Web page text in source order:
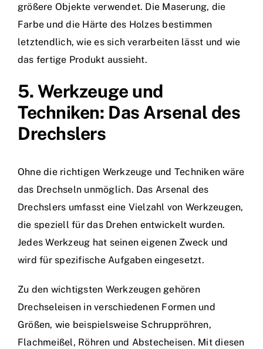
größere Objekte verwendet. Die Maserung, die
Farbe und die Härte des Holzes bestimmen
letztendlich, wie es sich verarbeiten lässt und wie
das fertige Produkt aussieht.
5. Werkzeuge und
Techniken: Das Arsenal des
Drechslers
Ohne die richtigen Werkzeuge und Techniken wäre
das Drechseln unmöglich. Das Arsenal des
Drechslers umfasst eine Vielzahl von Werkzeugen,
die speziell für das Drehen entwickelt wurden.
Jedes Werkzeug hat seinen eigenen Zweck und
wird für spezifische Aufgaben eingesetzt.
Zu den wichtigsten Werkzeugen gehören
Drechseleisen in verschiedenen Formen und
Größen, wie beispielsweise Schruppröhren,
Flachmeißel, Röhren und Abstecheisen. Mit diesen